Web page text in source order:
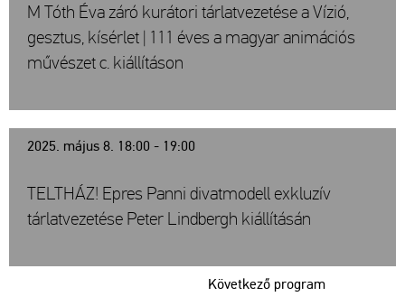
M Tóth Éva záró kurátori tárlatvezetése a Vízió,
gesztus, kísérlet | 111 éves a magyar animációs
művészet c. kiállításon
2025. május 8. 18:00 - 19:00
Következő program
TELTHÁZ! Epres Panni divatmodell exkluzív
tárlatvezetése Peter Lindbergh kiállításán